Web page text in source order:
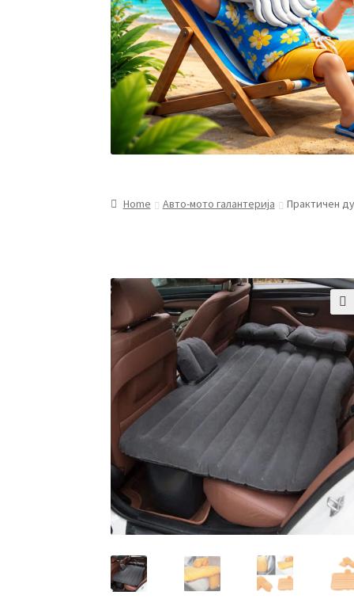
Home Авто-мото галантерија Практичен